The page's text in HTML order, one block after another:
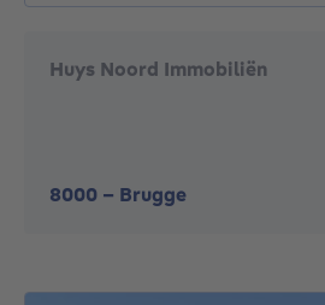
Huys Noord Immobiliën
8000 - Brugge